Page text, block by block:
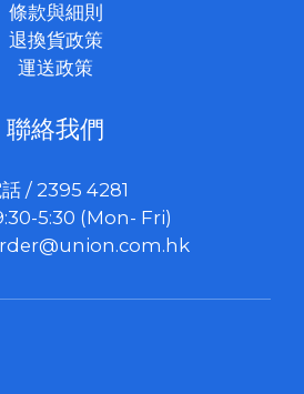
條款與細則
退換貨政策
運送政策
聯絡我們
/ 2395 4281
5:30 (Mon- Fri)